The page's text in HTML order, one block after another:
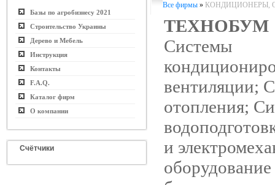
Базы по агробизнесу 2021
Строительство Украины
Дерево и Мебель
Инструкция
Контакты
F.A.Q.
Каталог фирм
О компании
Счётчики
Все фирмы » КОНДИЦИОНЕРЫ,
ТЕХНОБУМ
Системы
вентиляции;
отопления;
и